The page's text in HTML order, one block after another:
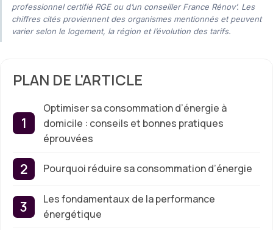
professionnel certifié RGE ou d’un conseiller France Rénov’. Les
chiffres cités proviennent des organismes mentionnés et peuvent
varier selon le logement, la région et l’évolution des tarifs.
PLAN DE L'ARTICLE
Optimiser sa consommation d’énergie à
domicile : conseils et bonnes pratiques
éprouvées
Pourquoi réduire sa consommation d’énergie
Les fondamentaux de la performance
énergétique